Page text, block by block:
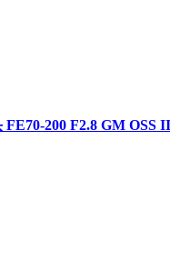
200 F2.8 GM OSS